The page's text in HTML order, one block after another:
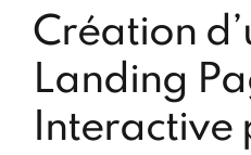
Création
Landing
Interactive